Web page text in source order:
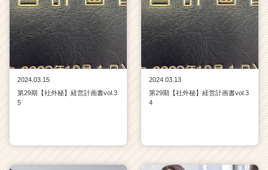
イ
ト
チ
ア
キ
ャ
ア
e
2024.03.15
第29期【社外秘】経営計画書vol.3
5
2024.03.13
第29期【社外秘】経営計画書vol.3
4